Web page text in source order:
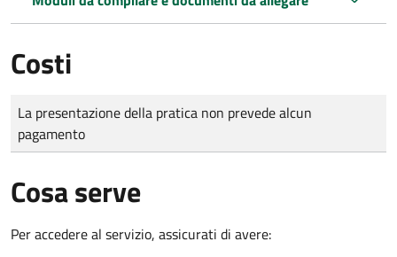
Costi
Tipo di pagamento
Importo
La presentazione della pratica non prevede alcun
pagamento
Cosa serve
Per accedere al servizio, assicurati di avere: